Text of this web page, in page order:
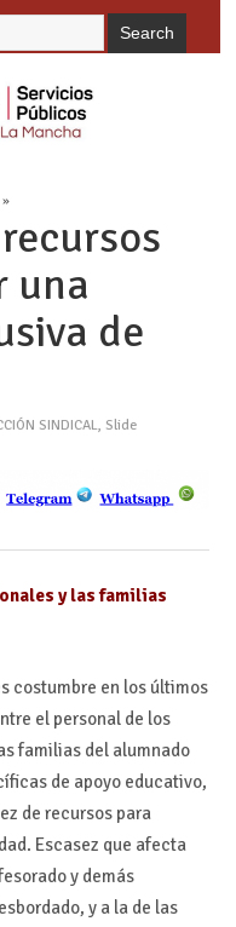
»
una
de
SINDICAL, Slide
y las familias
costumbre en los últimos
el personal de los
familias del alumnado
de apoyo educativo,
de recursos para
Escasez que afecta
y demás
y a la de las